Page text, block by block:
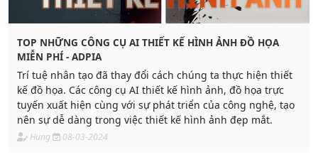
TOP NHỮNG CÔNG CỤ AI THIẾT KẾ HÌNH ẢNH ĐỒ HỌA
MIỄN PHÍ - ADPIA
Trí tuệ nhân tạo đã thay đổi cách chúng ta thực hiện thiết
kế đồ họa. Các công cụ AI thiết kế hình ảnh, đồ họa trực
tuyến xuất hiện cùng với sự phát triển của công nghệ, tạo
nên sự dễ dàng trong việc thiết kế hình ảnh đẹp mắt.
Hung 08-03-2024